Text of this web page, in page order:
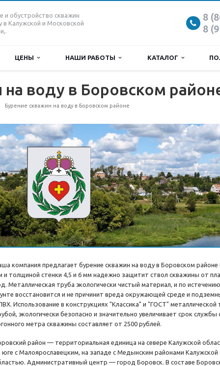
и обустройство скважин
в Калужской и Московской
8
8
ЦЕНЫ НАШИ РАБОТЫ КАТАЛОГ
на воду в Боровском
Бурение скважин на воду в Боровском районе
компания предлагает бурение скважин на воду в Боровском
и толщиной стенки 4,5 и 6 мм надежно защитит ствол скважины от
Металлическая труба экологически чистый материал, и по
восстановится и не причинит вреда окружающей среде и
Использование в конструкциях "Классика" и "ГОСТ"
экологически безопасно и значительно увеличивает срок
метра скважины составляет от 2500 рублей.
район — территориальная единица на севере Калужской
юге с Малоярославецким, на западе с Медынским районами
Административный центр — город Боровск. В составе